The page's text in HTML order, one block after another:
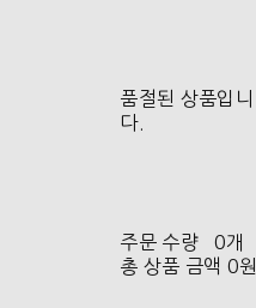
품절된 상품입니
다.
주문 수량
0개
총 상품 금액 0원